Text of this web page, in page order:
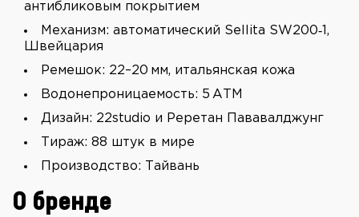
антибликовым покрытием
Механизм: автоматический Sellita SW200‑1,
Швейцария
Ремешок: 22–20 мм, итальянская кожа
Водонепроницаемость: 5 АТМ
Дизайн: 22studio и Реретан Пававалджунг
Тираж: 88 штук в мире
Производство: Тайвань
О бренде